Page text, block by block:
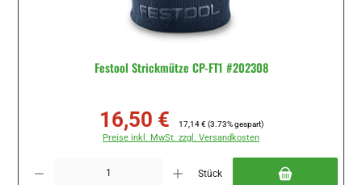
Festool Strickmütze CP-FT1 #202308
Verkaufspreis:
16,50 € 17,14 € (3.73% gespart)
Preise inkl. MwSt. zzgl. Versandkosten
Stück